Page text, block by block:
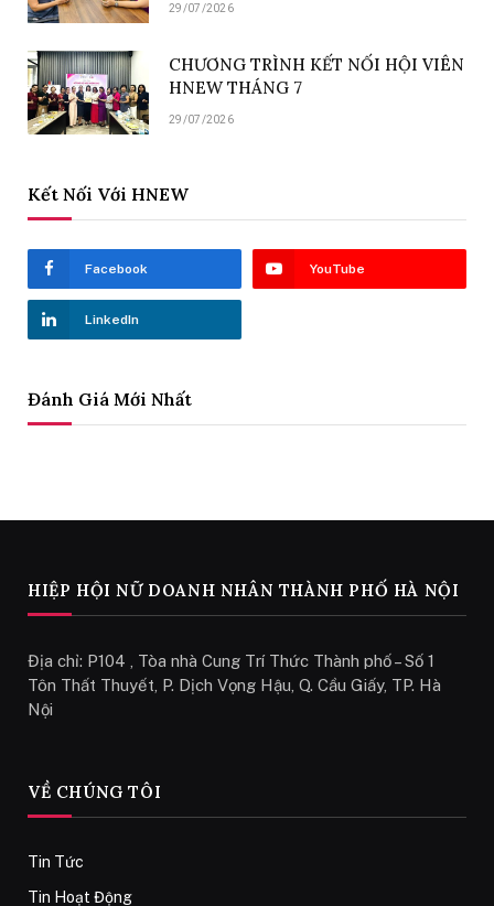
29/07/2026
CHƯƠNG TRÌNH KẾT NỐI HỘI VIÊN
HNEW THÁNG 7
29/07/2026
Kết Nối Với HNEW
Facebook YouTube
LinkedIn
Đánh Giá Mới Nhất
HIỆP HỘI NỮ DOANH NHÂN THÀNH PHỐ HÀ NỘI
Địa chỉ: P104 , Tòa nhà Cung Trí Thức Thành phố – Số 1
Tôn Thất Thuyết, P. Dịch Vọng Hậu, Q. Cầu Giấy, TP. Hà
Nội
VỀ CHÚNG TÔI
Tin Tức
Tin Hoạt Động